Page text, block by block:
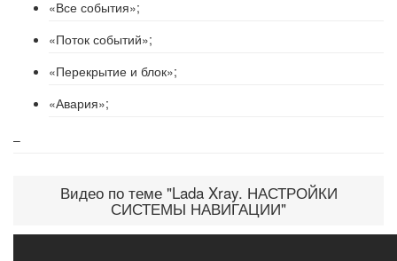
«Все события»;
«Поток событий»;
«Перекрытие и блок»;
«Авария»;
–
Видео по теме "Lada Xray. НАСТРОЙКИ
СИСТЕМЫ НАВИГАЦИИ"